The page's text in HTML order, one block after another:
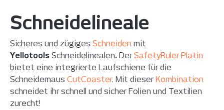
Schneidelineale
Sicheres und zügiges Schneiden mit
Yellotools Schneidelinealen. DerSafetyRuler Platin
bietet eine integrierte Laufschiene für die
Schneidemaus CutCoaster. Mit dieserKombination
schneidet ihr schnell und sicher Folien und Textilien
zurecht!